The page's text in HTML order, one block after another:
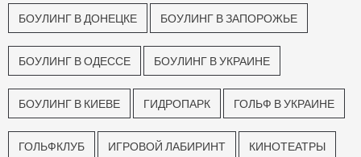
БОУЛИНГ В ДОНЕЦКЕ БОУЛИНГ В ЗАПОРОЖЬЕ
БОУЛИНГ В ОДЕССЕ БОУЛИНГ В УКРАИНЕ
БОУЛИНГ В КИЕВЕ ГИДРОПАРК ГОЛЬФ В УКРАИНЕ
ГОЛЬФКЛУБ ИГРОВОЙ ЛАБИРИНТ КИНОТЕАТРЫ